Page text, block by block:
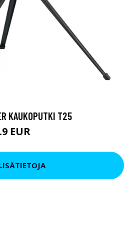
KAUKOPUTKI T25
EUR